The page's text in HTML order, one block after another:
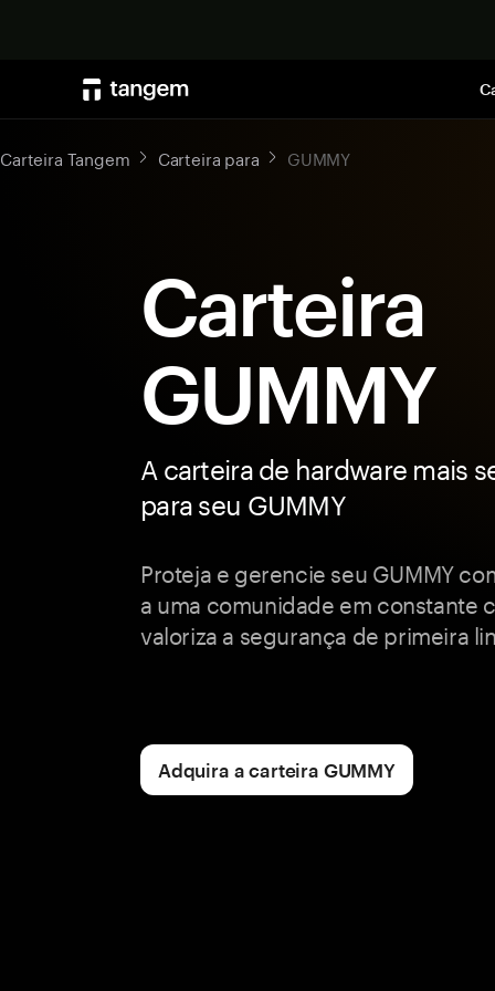
Carteira Tangem Carteira para GUMMY
Carteira
GUMMY
A carteira de hardware mais
para seu GUMMY
Proteja e gerencie seu GUMMY
a uma comunidade em constante
valoriza a segurança de primeira
Adquira a carteira GUMMY